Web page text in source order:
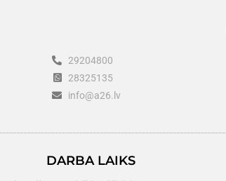
29204800
28325135
info@a26.lv
DARBA LAIKS